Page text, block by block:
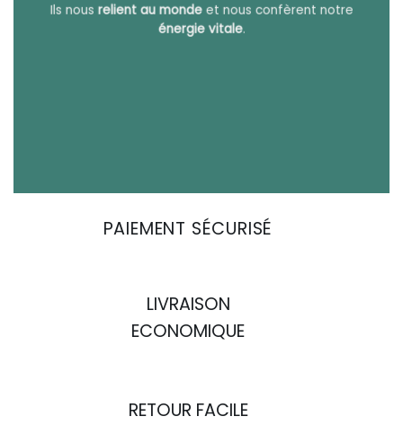
Ils nous relient au mondeet nous confèrent notre
énergie vitale.
PAIEMENT SÉCURISÉ
LIVRAISON
ECONOMIQUE
RETOUR FACILE